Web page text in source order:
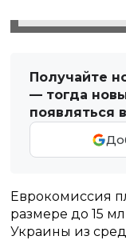
Получайте
— тогда
появляться
Еврокомиссия
размере до 15
Украины из